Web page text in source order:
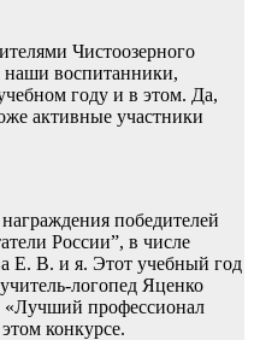
Чистоозерного
наши воспитанники,
году и в этом. Да,
активные участники
победителей
России”, в числе
Е. В. и я. Этот учебный год
логопед Яценко
профессионал
конкурсе.